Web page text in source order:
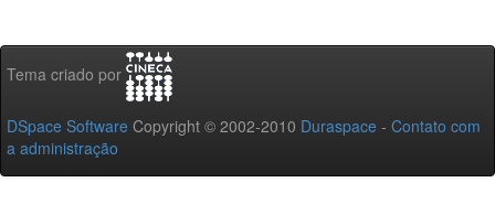
Tema criado por
DSpace Software Copyright © 2002-2010 Duraspace - Contato com
a administração